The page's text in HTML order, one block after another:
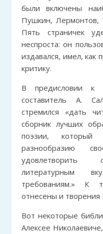
были включены
Пушкин, Лермонтов,
Пять страничек
неспроста: он
издавался, имел, как
критику.
В предисловии к
составитель А.
стремился «дать
сборник лучших
поэзии,
разнообразию
удовлетворить
литературным
требованиям.» К
отнесены и
Вот некоторые
Алексее